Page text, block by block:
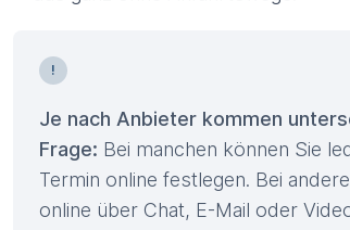
Je nach Anbieter kommen
Frage: Bei manchen können Sie
Termin online festlegen. Bei
online über Chat, E-Mail oder